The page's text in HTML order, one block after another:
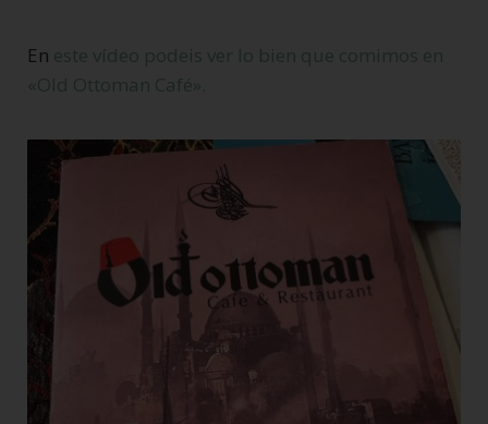
En este vídeo podeis ver lo bien que comimos en
«Old Ottoman Café».